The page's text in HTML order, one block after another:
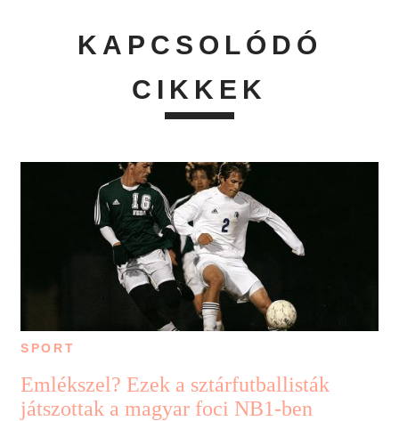
KAPCSOLÓDÓ
CIKKEK
SPORT
Emlékszel? Ezek a sztárfutballisták
játszottak a magyar foci NB1-ben